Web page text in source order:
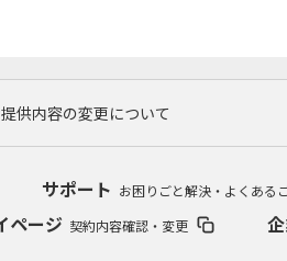
供内容の変更について
サポート お困りごと解決・よくある
ページ 契約内容確認・変更